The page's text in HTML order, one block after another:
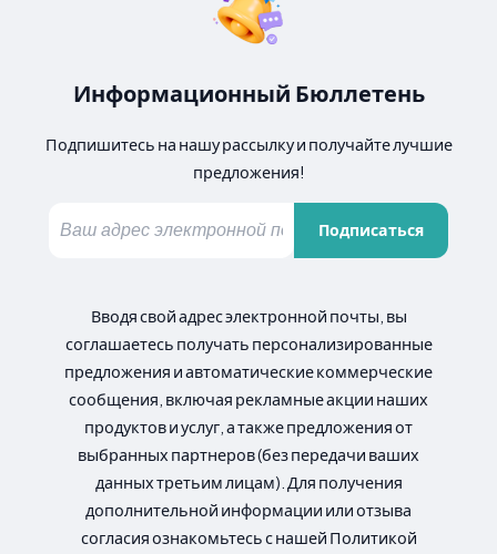
Информационный Бюллетень
Подпишитесь на нашу рассылку и получайте лучшие
предложения!
Подписаться
Вводя свой адрес электронной почты, вы
соглашаетесь получать персонализированные
предложения и автоматические коммерческие
сообщения, включая рекламные акции наших
продуктов и услуг, а также предложения от
выбранных партнеров (без передачи ваших
данных третьим лицам). Для получения
дополнительной информации или отзыва
согласия ознакомьтесь с нашей Политикой